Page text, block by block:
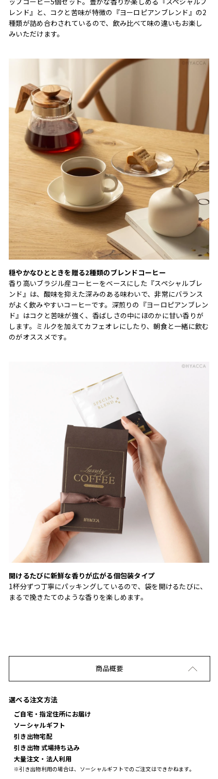
レンド』と、コクと苦味が特徴の『ヨーロピアンブレンド』の2
種類が詰め合わされているので、飲み比べて味の違いもお楽し
みいただけます。
穏やかなひとときを贈る2種類のブレンドコーヒー
香り高いブラジル産コーヒーをベースにした『スペシャルブレ
ンド』は、酸味を抑えた深みのある味わいで、非常にバランス
がよく飲みやすいコーヒーです。深煎りの『ヨーロピアンブレン
ド』はコクと苦味が強く、香ばしさの中にほのかに甘い香りが
します。ミルクを加えてカフェオレにしたり、朝食と一緒に飲む
のがオススメです。
開けるたびに新鮮な香りが広がる個包装タイプ
1杯分ずつ丁寧にパッキングしているので、袋を開けるたびに、
まるで挽きたてのような香りを楽しめます。
商品概要
選べる注文方法
ご自宅・指定住所にお届け
ソーシャルギフト
引き出物宅配
引き出物 式場持ち込み
大量注文・法人利用
※引き出物利用の場合は、ソーシャルギフトでのご注文はできかねます。